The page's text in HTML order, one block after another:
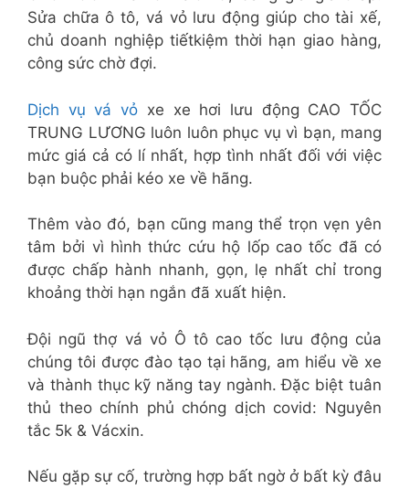
Sửa chữa ô tô, vá vỏ lưu động giúp cho tài xế,
chủ doanh nghiệp tiếtkiệm thời hạn giao hàng,
công sức chờ đợi.
Dịch vụ vá vỏ xe xe hơi lưu động CAO TỐC
TRUNG LƯƠNG luôn luôn phục vụ vì bạn, mang
mức giá cả có lí nhất, hợp tình nhất đối với việc
bạn buộc phải kéo xe về hãng.
Thêm vào đó, bạn cũng mang thể trọn vẹn yên
tâm bởi vì hình thức cứu hộ lốp cao tốc đã có
được chấp hành nhanh, gọn, lẹ nhất chỉ trong
khoảng thời hạn ngắn đã xuất hiện.
Đội ngũ thợ vá vỏ Ô tô cao tốc lưu động của
chúng tôi được đào tạo tại hãng, am hiểu về xe
và thành thục kỹ năng tay ngành. Đặc biệt tuân
thủ theo chính phủ chóng dịch covid: Nguyên
tắc 5k & Vácxin.
Nếu gặp sự cố, trường hợp bất ngờ ở bất kỳ đâu